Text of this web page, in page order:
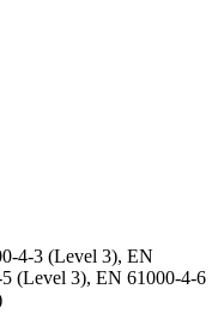
4-3 (Level 3), EN
(Level 3), EN 61000-4-6